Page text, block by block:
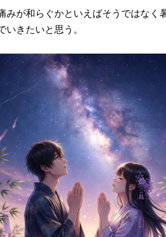
みが和らぐかといえばそうではなく
きたいと思う。